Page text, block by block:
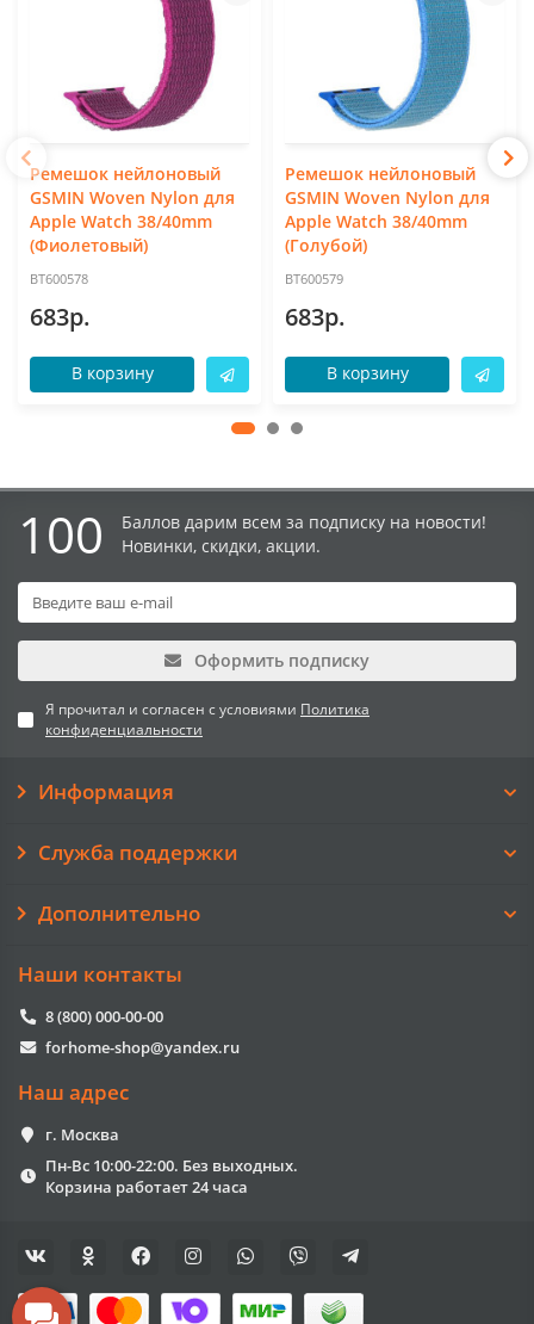
Ремешок нейлоновый
GSMIN Woven Nylon для
Apple Watch 38/40mm
(Фиолетовый)
BT600578
683р.
В корзину
Ремешок нейлоновый
GSMIN Woven Nylon для
Apple Watch 38/40mm
(Голубой)
BT600579
683р.
В корзину
100
Баллов дарим всем за подписку на новости!
Новинки, скидки, акции.
Оформить подписку
Я прочитал и согласен с условиями Политика
конфиденциальности
Информация
Служба поддержки
Дополнительно
Наши контакты
8 (800) 000-00-00
forhome-shop@yandex.ru
Наш адрес
г. Москва
Пн-Вс 10:00-22:00. Без выходных.
Корзина работает 24 часа